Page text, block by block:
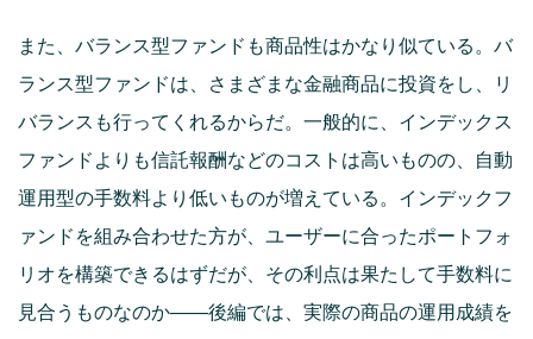
また、バランス型ファンドも商品性はかなり似ている。バ
ランス型ファンドは、さまざまな金融商品に投資をし、リ
バランスも行ってくれるからだ。一般的に、インデックス
ファンドよりも信託報酬などのコストは高いものの、自動
運用型の手数料より低いものが増えている。インデックフ
ァンドを組み合わせた方が、ユーザーに合ったポートフォ
リオを構築できるはずだが、その利点は果たして手数料に
見合うものなのか――後編では、実際の商品の運用成績を